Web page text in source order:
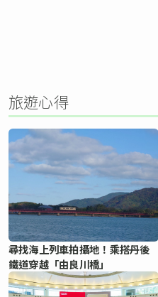
旅遊心得
尋找海上列車拍攝地！乘搭丹後
鐵道穿越「由良川橋」